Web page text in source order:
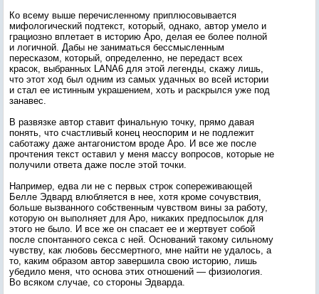
Ко всему выше перечисленному приплюсовывается
мифологический подтекст, который, однако, автор умело и
грациозно вплетает в историю Аро, делая ее более полной
и логичной. Дабы не заниматься бессмысленным
пересказом, который, определенно, не передаст всех
красок, выбранных LANA6 для этой легенды, скажу лишь,
что этот ход был одним из самых удачных во всей истории
и стал ее истинным украшением, хоть и раскрылся уже под
занавес.
В развязке автор ставит финальную точку, прямо давая
понять, что счастливый конец неоспорим и не подлежит
саботажу даже антагонистом вроде Аро. И все же после
прочтения текст оставил у меня массу вопросов, которые не
получили ответа даже после этой точки.
Например, едва ли не с первых строк сопереживающей
Белле Эдвард влюбляется в нее, хотя кроме сочувствия,
больше вызванного собственным чувством вины за работу,
которую он выполняет для Аро, никаких предпосылок для
этого не было. И все же он спасает ее и жертвует собой
после спонтанного секса с ней. Оснований такому сильному
чувству, как любовь бессмертного, мне найти не удалось, а
то, каким образом автор завершила свою историю, лишь
убедило меня, что основа этих отношений — физиология.
Во всяком случае, со стороны Эдварда.